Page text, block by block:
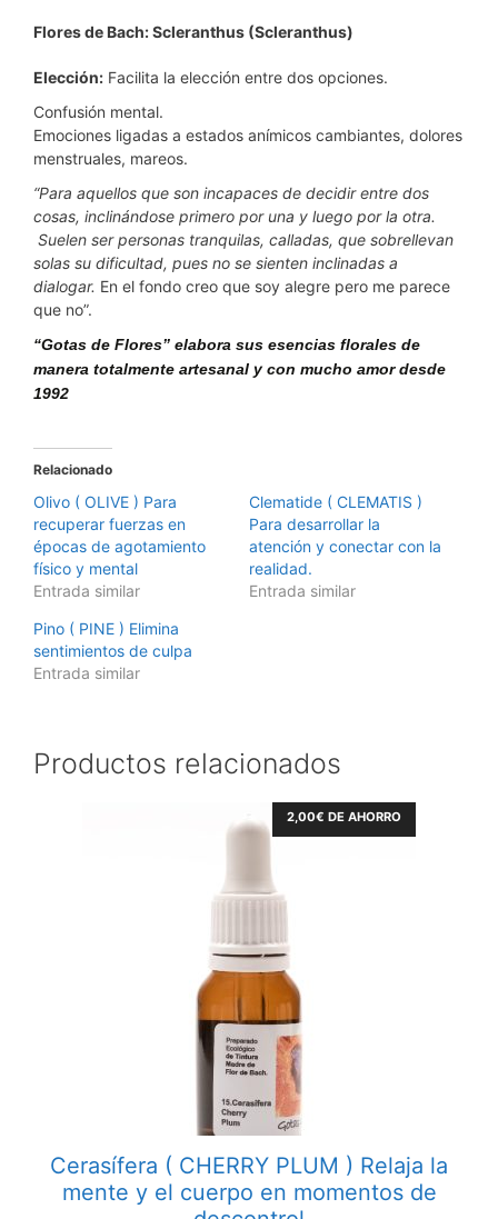
Flores de Bach: Scleranthus (Scleranthus)
Elección: Facilita la elección entre dos opciones.
Confusión mental.
Emociones ligadas a estados anímicos cambiantes, dolores
menstruales, mareos.
“Para aquellos que son incapaces de decidir entre dos
cosas, inclinándose primero por una y luego por la otra.
Suelen ser personas tranquilas, calladas, que sobrellevan
solas su dificultad, pues no se sienten inclinadas a
dialogar. En el fondo creo que soy alegre pero me parece
que no”.
“Gotas de Flores” elabora sus esencias florales de
manera totalmente artesanal y con mucho amor desde
1992
Relacionado
Olivo ( OLIVE ) Para
recuperar fuerzas en
épocas de agotamiento
físico y mental
Entrada similar
Clematide ( CLEMATIS )
Para desarrollar la
atención y conectar con la
realidad.
Entrada similar
Pino ( PINE ) Elimina
sentimientos de culpa
Entrada similar
Productos relacionados
2,00€ DE AHORRO
Cerasífera ( CHERRY PLUM ) Relaja la
mente y el cuerpo en momentos de